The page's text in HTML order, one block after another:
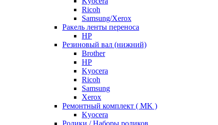
Ricoh
Samsung/Xerox
Ракель ленты переноса
HP
Резиновый вал (нижний)
Brother
HP
Kyocera
Ricoh
Samsung
Xerox
Ремонтный комплект ( MK )
Kyocera
Ролики / Наборы роликов